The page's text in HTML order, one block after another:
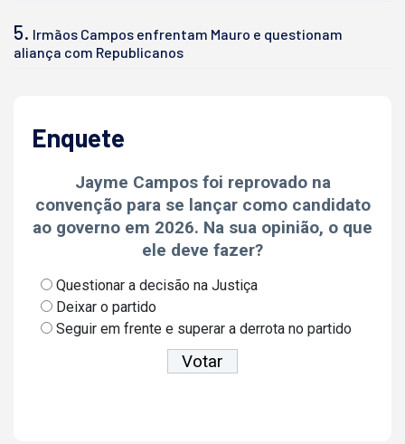
5. Irmãos Campos enfrentam Mauro e questionam
aliança com Republicanos
Enquete
Jayme Campos foi reprovado na
convenção para se lançar como candidato
ao governo em 2026. Na sua opinião, o que
ele deve fazer?
Questionar a decisão na Justiça
Deixar o partido
Seguir em frente e superar a derrota no partido